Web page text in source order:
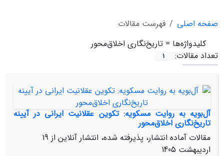
صفحه اصلی
فهرست مقالات
کلیدواژه‌ها = تاریخ‌نگاری اخلاق‌محور
تعداد مقالات:
1
آل‌بویه به روایت مسکویه: تکوین عقلانیت ایرانی در آیینه
تاریخ‌نگاری اخلاق‌محور
مقالات آماده انتشار، پذیرفته شده، انتشار آنلاین از 19
اردیبهشت 1405